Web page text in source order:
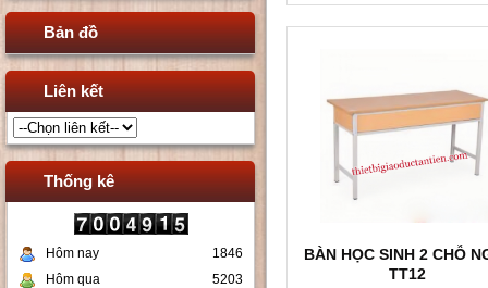
Bản đồ
Liên kết
Thống kê
Hôm nay
1846
Hôm qua
5203
BÀN HỌC SINH 2 CHỖ
TT12